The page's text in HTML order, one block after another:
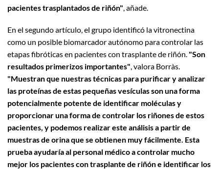
pacientes trasplantados de riñón", añade.
En el segundo artículo, el grupo identificó la vitronectina
como un posible biomarcador autónomo para controlar las
etapas fibróticas en pacientes con trasplante de riñón. "Son
resultados primerizos importantes", valora Borràs.
"Muestran que nuestras técnicas para purificar y analizar
las proteínas de estas pequeñas vesículas son una forma
potencialmente potente de identificar moléculas y
proporcionar una forma de controlar los riñones de estos
pacientes, y podemos realizar este análisis a partir de
muestras de orina que se obtienen muy fácilmente. Esta
prueba ayudaría al personal médico a controlar mucho
mejor los pacientes con trasplante de riñón e identificar los